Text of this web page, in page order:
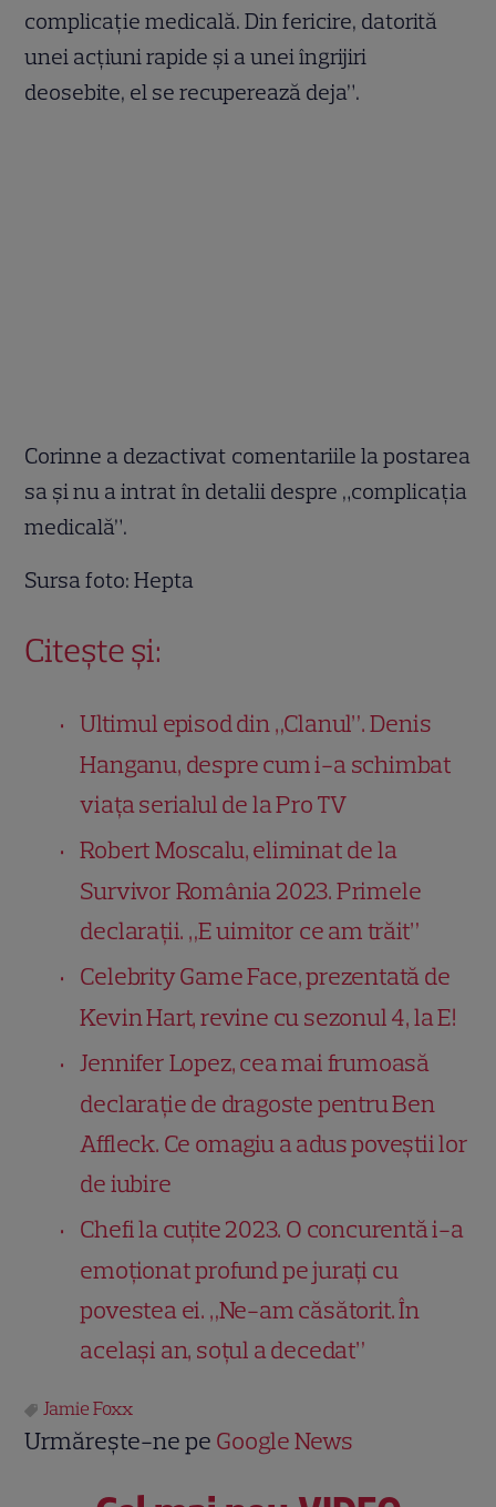
complicație medicală. Din fericire, datorită
unei acțiuni rapide și a unei îngrijiri
deosebite, el se recuperează deja”.
Corinne a dezactivat comentariile la postarea
sa și nu a intrat în detalii despre „complicația
medicală”.
Sursa foto: Hepta
Citește și:
Ultimul episod din „Clanul”. Denis
Hanganu, despre cum i-a schimbat
viața serialul de la Pro TV
Robert Moscalu, eliminat de la
Survivor România 2023. Primele
declarații. „E uimitor ce am trăit”
Celebrity Game Face, prezentată de
Kevin Hart, revine cu sezonul 4, la E!
Jennifer Lopez, cea mai frumoasă
declarație de dragoste pentru Ben
Affleck. Ce omagiu a adus poveștii lor
de iubire
Chefi la cuțite 2023. O concurentă i-a
emoționat profund pe jurați cu
povestea ei. „Ne-am căsătorit. În
același an, soțul a decedat”
Jamie Foxx
Urmărește-ne pe Google News